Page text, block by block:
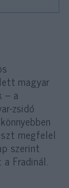
magyar
– a
zsidó
megfelel
szerint
Fradinál.